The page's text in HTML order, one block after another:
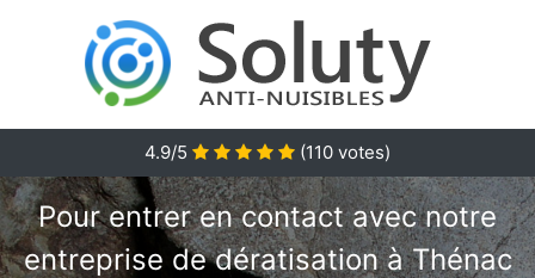
4.9/5 (110 votes)
Pour entrer en contact avec notre
entreprise de dératisation à Thénac